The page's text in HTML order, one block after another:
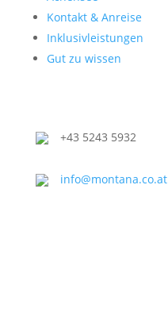
Kontakt & Anreise
Inklusivleistungen
Gut zu wissen
+43 5243 5932
info@montana.co.at